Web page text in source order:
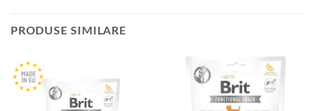
PRODUSE SIMILARE